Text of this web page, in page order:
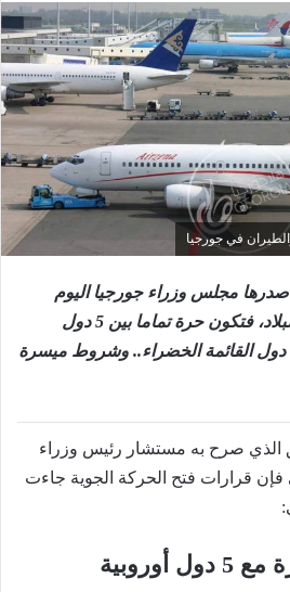
في جورجيا
أصدرها مجلس وزراء جورجيا اليوم
لعودة الحركة الجوية في البلاد، فتكون حرة تماما بين 5 دول
دول القائمة الخضراء.. وشروط ميسرة
الذي صرح به مستشار رئيس وزراء
فإن قرارات فتح الحركة الجوية جاءت